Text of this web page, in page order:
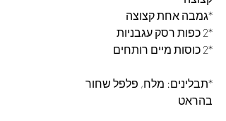
*גמבה אחת קצוצה
*2 כפות רסק עגבניות
*2 כוסות מיים רותחים
*תבלינים: מלח, פלפל שחור
בהראט